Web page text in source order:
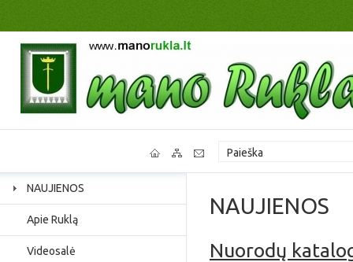
NAUJIENOS
Apie Ruklą
Videosalė
NAUJIENOS
Nuorodų